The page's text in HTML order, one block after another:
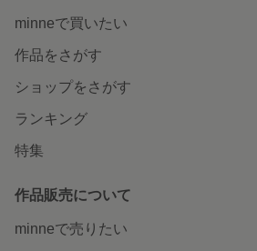
minneで買いたい
作品をさがす
ショップをさがす
ランキング
特集
作品販売について
minneで売りたい